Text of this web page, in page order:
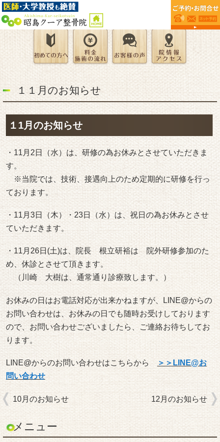
１１月のお知らせ
１1月のお知らせ
・11月2日（水）は、研修の為お休みとさせていただきま
す。
※当院では、技術、接遇向上のため定期的に研修を行っ
ております。
・11月3日（木）・23日（水）は、祝日の為お休みとさせ
ていただきます。
・11月26日(土)は、院長 根立研裕は 院外研修参加のた
め、休診とさせて頂きます。
（川崎 大樹は、通常通り診療致します。）
お休みの日はお電話対応が出来かねますが、LINE@からの
お問い合わせは、お休みの日でも随時お受けしております
ので、お問い合わせございましたら、ご連絡お待ちしてお
ります。
LINE@からのお問い合わせはこちらから
＞＞LINE@お
問い合わせ
10月のお知らせ 12月のお知らせ
メニュー